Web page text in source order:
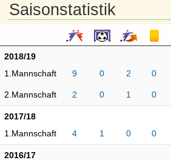
Saisonstatistik
2018/19
1.Mannschaft
9 0 2 0
2.Mannschaft 2 0 1 0
2017/18
1.Mannschaft
4 1 0 0
2016/17